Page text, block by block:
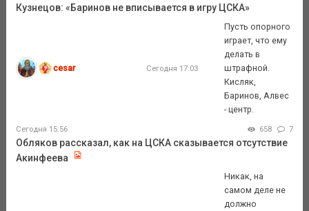
Кузнецов: «Баринов не вписывается в игру ЦСКА»
cesar Сегодня 17:03
Пусть опорного
играет, что ему
делать в
штрафной.
Кисляк,
Баринов, Алвес
- центр.
Сегодня 15:56 658 7
Обляков рассказал, как на ЦСКА сказывается отсутствие
Акинфеева
Никак, на
самом деле не
должно